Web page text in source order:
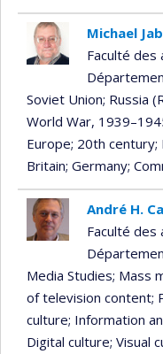
Michael
Faculté
Soviet Union; Russia
World War,
Europe; 20th century;
Britain; Germany;
André H.
Faculté
Media Studies; Mass
of television content;
culture; Information
Digital culture; Visual